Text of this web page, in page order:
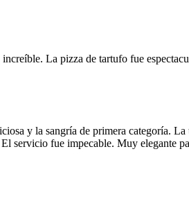
La pizza de tartufo fue
y la sangría de primera categoría.
servicio fue impecable. Muy elegante